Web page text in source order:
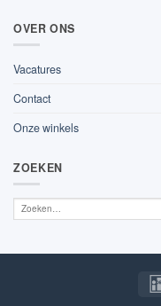
OVER ONS
Vacatures
Contact
Onze winkels
ZOEKEN